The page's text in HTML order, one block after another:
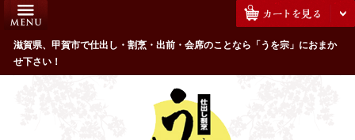
滋賀県、甲賀市で仕出し・割烹・出前・会席のことなら「うを宗」におまか
せ下さい！
HOME
うを宗のこだわり
配達エリア・注文方法